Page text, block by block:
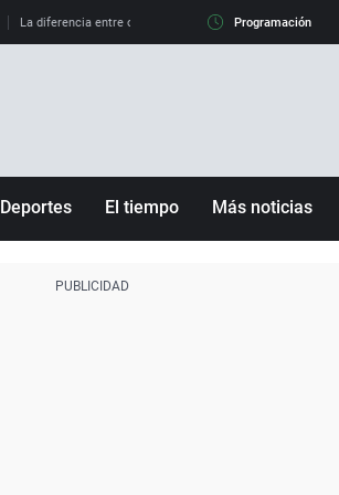
La diferencia entre observar el eclipse al 99% y al 100%
Programación
Deportes El tiempo Más noticias